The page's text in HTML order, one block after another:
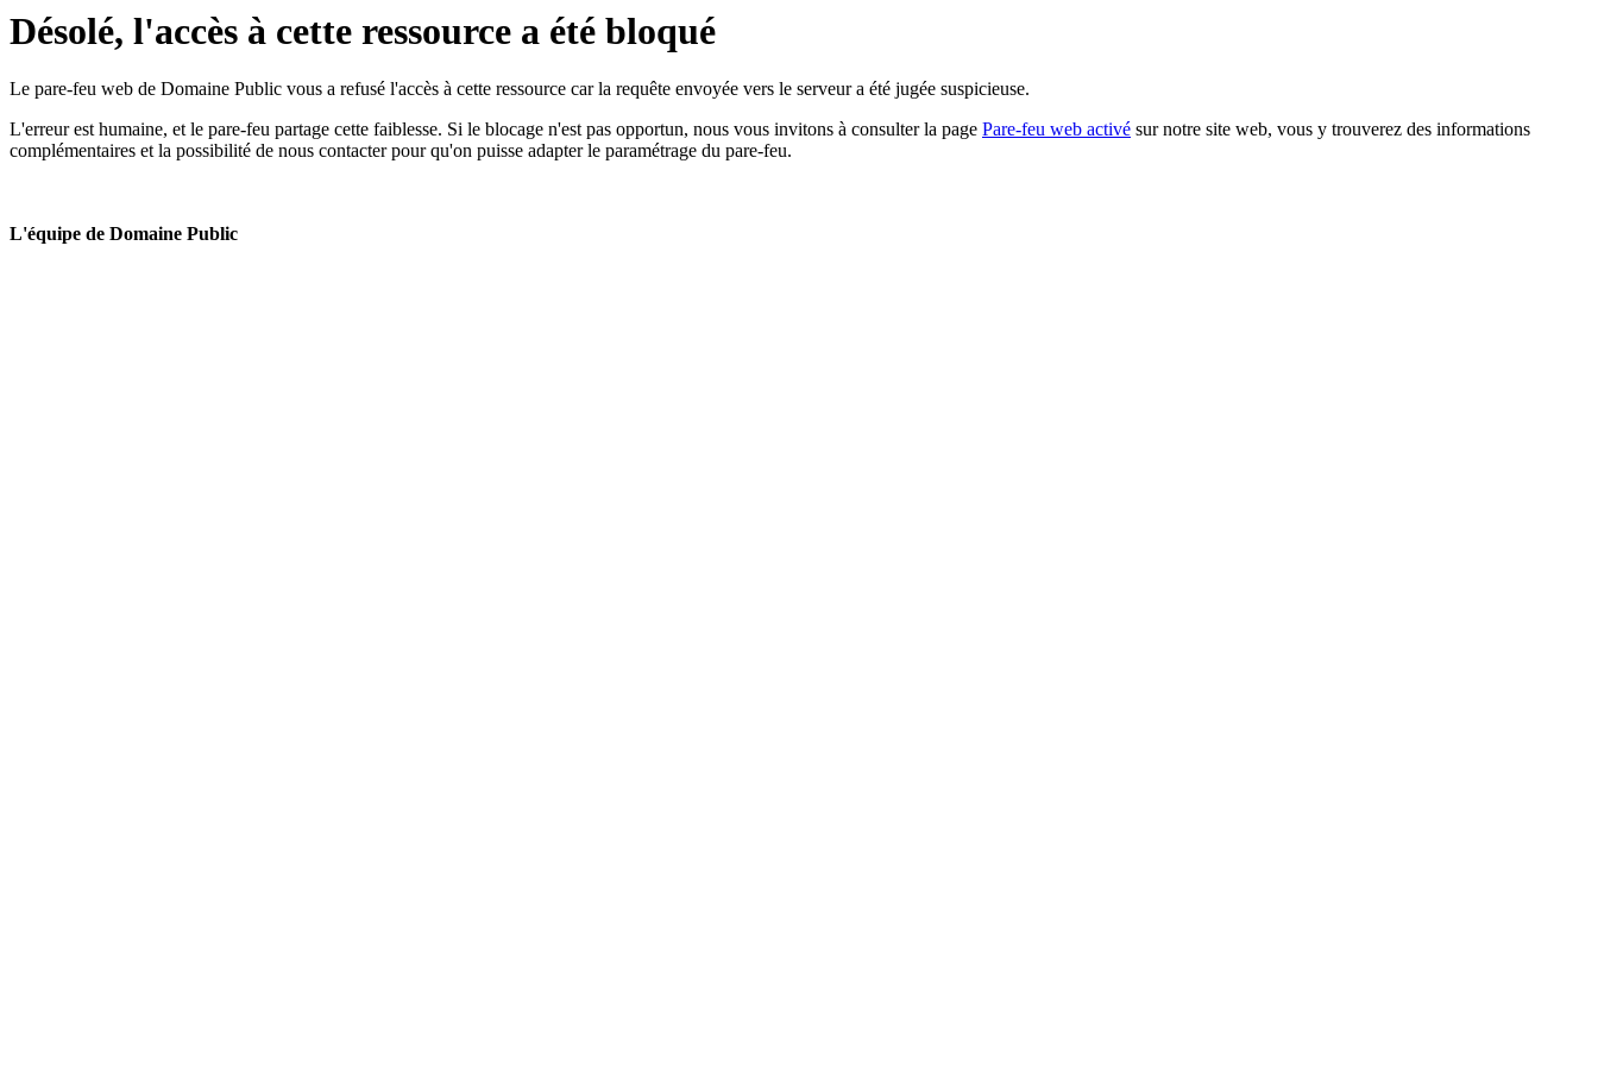
Désolé, l'accès à cette ressource a été bloqué
Le pare-feu web de Domaine Public vous a refusé l'accès à cette ressource car la requête envoyée vers le serveur a été jugée suspicieuse.
L'erreur est humaine, et le pare-feu partage cette faiblesse. Si le blocage n'est pas opportun, nous vous invitons à consulter la page Pare-feu web activé sur notre site web, vous y trouverez des informations
complémentaires et la possibilité de nous contacter pour qu'on puisse adapter le paramétrage du pare-feu.
L'équipe de Domaine Public